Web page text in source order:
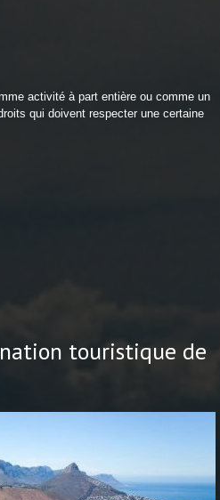
activité à part entière ou comme un
qui doivent respecter une certaine
touristique de